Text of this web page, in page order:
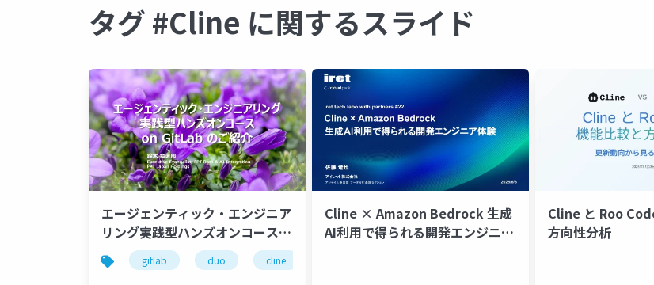
タグ #Cline に関するスライド
エージェンティック・エンジニア
リング実践型ハンズオンコース
on GitLab のご紹介
gitlab duo cline
Cline × Amazon Bedrock 生成
AI利用で得られる開発エンジニア
Cline と Roo
方向性分析